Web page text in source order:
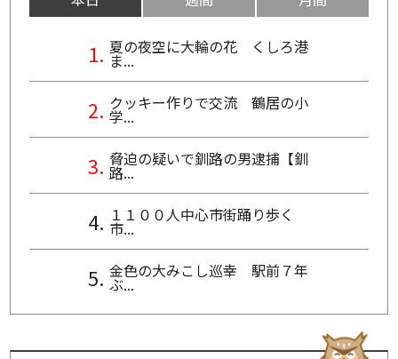
夏の夜空に大輪の花 くしろ港
ま...
クッキー作りで交流 鶴居の小
学...
脅迫の疑いで釧路の男逮捕【釧
路...
１１００人中心市街踊り歩く
市...
金色の大みこし巡幸 駅前７年
ぶ...